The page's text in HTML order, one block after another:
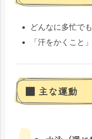
どんなに多忙で
「汗をかくこと
■ 主な運動